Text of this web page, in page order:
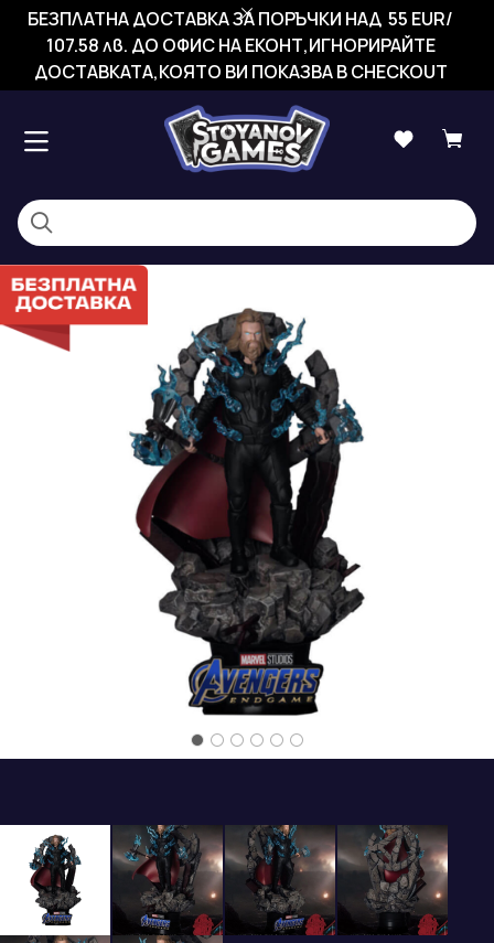
БЕЗПЛАТНА ДОСТАВКА ЗА ПОРЪЧКИ НАД 55 EUR/
107.58 лв. ДО ОФИС НА ЕКОНТ,ИГНОРИРАЙТЕ
ДОСТАВКАТА,КОЯТО ВИ ПОКАЗВА В CHECKOUT